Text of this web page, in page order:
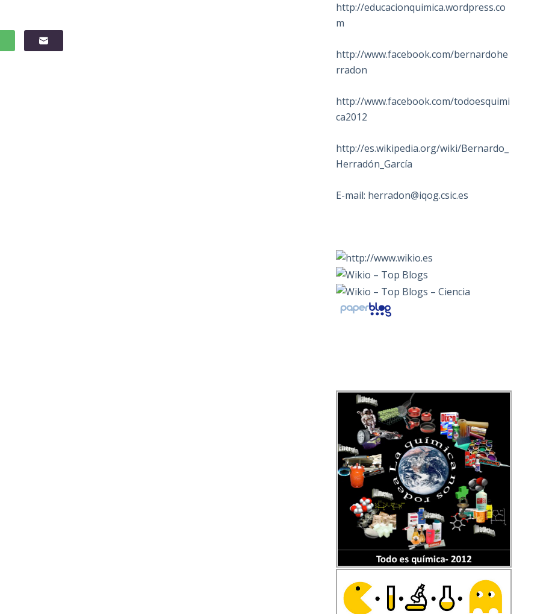
http://educacionquimica.wordpress.co
m
http://www.facebook.com/bernardohe
rradon
http://www.facebook.com/todoesquimi
ca2012
http://es.wikipedia.org/wiki/Bernardo_
Herradón_García
E-mail: herradon@iqog.csic.es